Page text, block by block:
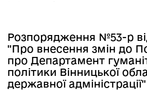
Розпорядження №53-р
"Про внесення змін до
про Департамент
політики Вінницької
державної адміністрації"